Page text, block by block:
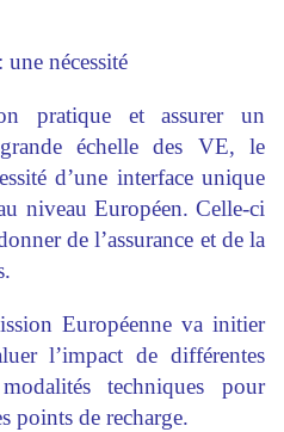
nécessité
pratique et assurer un
échelle des VE, le
d’une interface unique
niveau Européen. Celle-ci
de l’assurance et de la
Européenne va initier
l’impact de différentes
techniques pour
points de recharge.